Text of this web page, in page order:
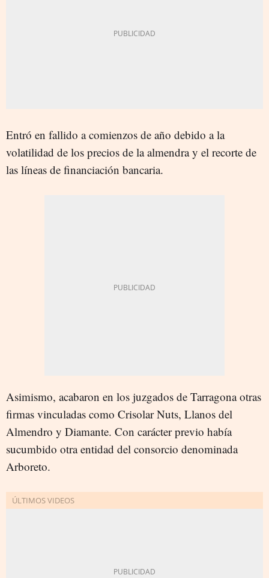
Entró en fallido a comienzos de año debido a la
volatilidad de los precios de la almendra y el recorte de
las líneas de financiación bancaria.
Asimismo, acabaron en los juzgados de Tarragona otras
firmas vinculadas como Crisolar Nuts, Llanos del
Almendro y Diamante. Con carácter previo había
sucumbido otra entidad del consorcio denominada
Arboreto.